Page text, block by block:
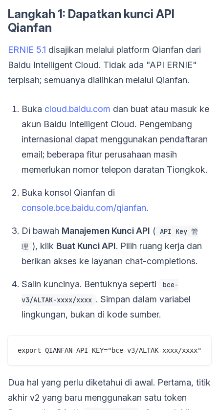
Langkah 1: Dapatkan kunci API
Qianfan
ERNIE 5.1 disajikan melalui platform Qianfan dari
Baidu Intelligent Cloud. Tidak ada "API ERNIE"
terpisah; semuanya dialihkan melalui Qianfan.
Buka cloud.baidu.com dan buat atau masuk ke
akun Baidu Intelligent Cloud. Pengembang
internasional dapat menggunakan pendaftaran
email; beberapa fitur perusahaan masih
memerlukan nomor telepon daratan Tiongkok.
Buka konsol Qianfan di
console.bce.baidu.com/qianfan.
Di bawah Manajemen Kunci API ( API Key 管
理 ), klik Buat Kunci API. Pilih ruang kerja dan
berikan akses ke layanan chat-completions.
Salin kuncinya. Bentuknya seperti
bce-
v3/ALTAK-xxxx/xxxx . Simpan dalam variabel
lingkungan, bukan di kode sumber.
Dua hal yang perlu diketahui di awal. Pertama, titik
akhir v2 yang baru menggunakan satu token